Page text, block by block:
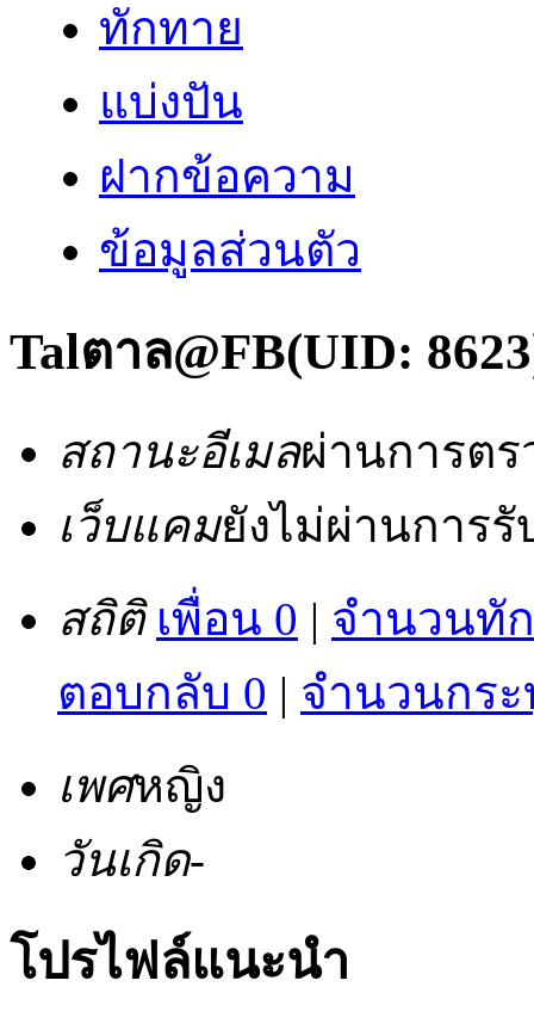
ทักทาย
แบ่งปัน
ฝากข้อความ
ข้อมูลส่วนตัว
Talตาล@FB(UID:
สถานะอีเมลผ่านการต
เว็บแคมยังไม่ผ่านการรั
สถิติ เพื่อน 0 | จำนวนทั
ตอบกลับ 0 | จำนวนกระ
เพศหญิง
วันเกิด-
โปรไฟล์แนะนำ